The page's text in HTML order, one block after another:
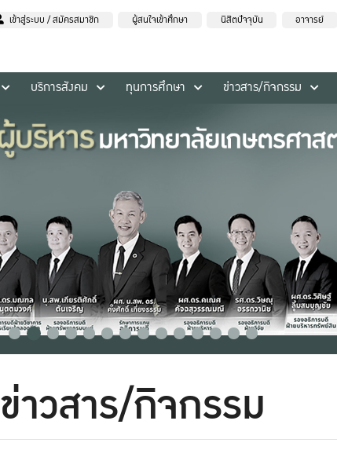
เข้าสู่ระบบ / สมัครสมาชิก ผู้สนใจเข้าศึกษา นิสิตปัจจุบัน อาจารย์
บริการสังคม ทุนการศึกษา ข่าวสาร/กิจกรรม
ข่าวสาร/กิจกรรม